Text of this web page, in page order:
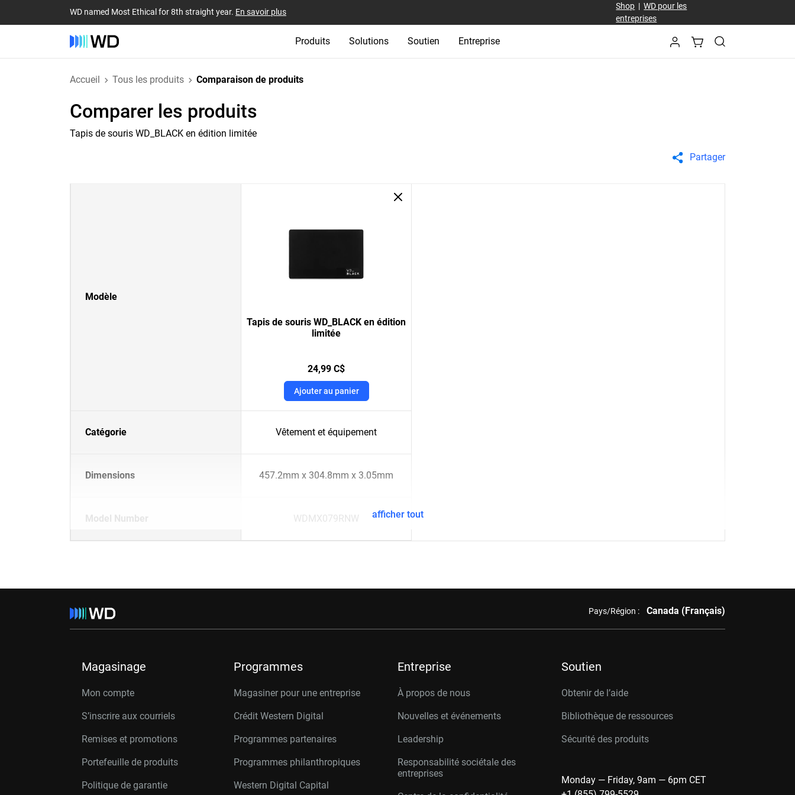
WD named Most Ethical for 8th straight year. En savoir plus
Shop |WD pour les
entreprises
Produits Solutions Soutien Entreprise
Accueil Tous les produits Comparaison de produits
Comparer les produits
Tapis de souris WD_BLACK en édition limitée
Partager
Modèle
Tapis de souris WD_BLACK en édition
limitée
24,99 C$
Ajouter au panier
Catégorie Vêtement et équipement
Dimensions 457.2mm x 304.8mm x 3.05mm
Model Number WDMX079RNW afficher tout
Pays/Région : Canada (Français)
Magasinage
Mon compte
S’inscrire aux courriels
Remises et promotions
Portefeuille de produits
Politique de garantie
Programmes
Magasiner pour une entreprise
Crédit Western Digital
Programmes partenaires
Programmes philanthropiques
Western Digital Capital
Entreprise
À propos de nous
Nouvelles et événements
Leadership
Responsabilité sociétale des
entreprises
Soutien
Obtenir de l’aide
Bibliothèque de ressources
Sécurité des produits
Monday — Friday, 9am — 6pm CET